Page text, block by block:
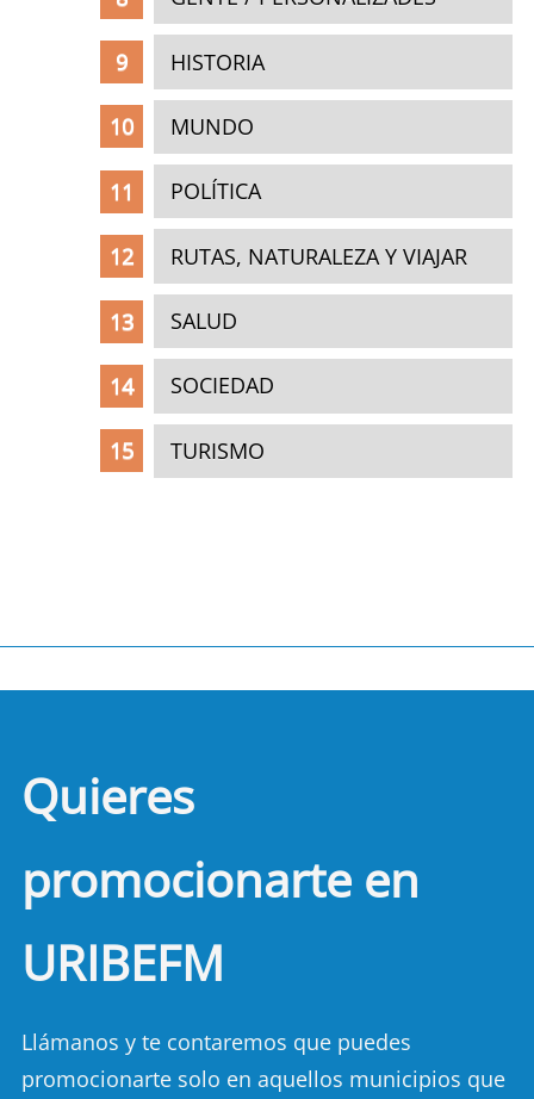
HISTORIA
MUNDO
POLÍTICA
RUTAS, NATURALEZA Y VIAJAR
SALUD
SOCIEDAD
TURISMO
Quieres
promocionarte en
URIBEFM
Llámanos y te contaremos que puedes
promocionarte solo en aquellos municipios que